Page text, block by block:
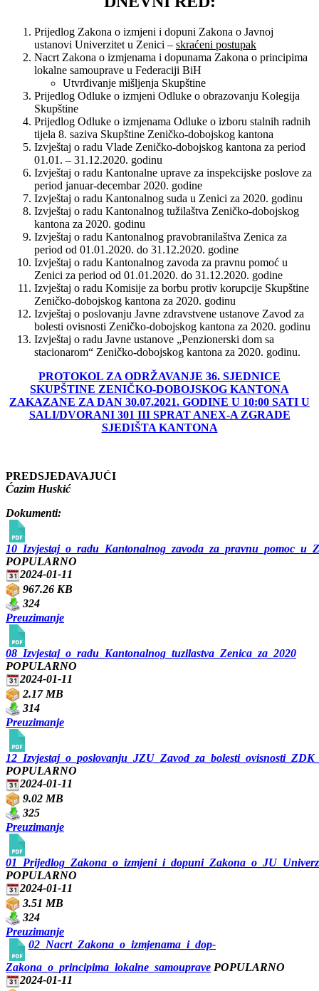
Prijedlog Zakona o izmjeni i dopuni Zakona o Javnoj
ustanovi Univerzitet u Zenici – skraćeni postupak
Nacrt Zakona o izmjenama i dopunama Zakona o principima
lokalne samouprave u Federaciji BiH
Utvrđivanje mišljenja Skupštine
Prijedlog Odluke o izmjeni Odluke o obrazovanju Kolegija
Skupštine
Prijedlog Odluke o izmjenama Odluke o izboru stalnih radnih
tijela 8. saziva Skupštine Zeničko-dobojskog kantona
Izvještaj o radu Vlade Zeničko-dobojskog kantona za period
01.01. – 31.12.2020. godinu
Izvještaj o radu Kantonalne uprave za inspekcijske poslove za
period januar-decembar 2020. godine
Izvještaj o radu Kantonalnog suda u Zenici za 2020. godinu
Izvještaj o radu Kantonalnog tužilaštva Zeničko-dobojskog
kantona za 2020. godinu
Izvještaj o radu Kantonalnog pravobranilaštva Zenica za
period od 01.01.2020. do 31.12.2020. godine
Izvještaj o radu Kantonalnog zavoda za pravnu pomoć u
Zenici za period od 01.01.2020. do 31.12.2020. godine
Izvještaj o radu Komisije za borbu protiv korupcije Skupštine
Zeničko-dobojskog kantona za 2020. godinu
Izvještaj o poslovanju Javne zdravstvene ustanove Zavod za
bolesti ovisnosti Zeničko-dobojskog kantona za 2020. godinu
Izvještaj o radu Javne ustanove „Penzionerski dom sa
stacionarom“ Zeničko-dobojskog kantona za 2020. godinu.
PROTOKOL ZA ODRŽAVANJE 36. SJEDNICE
SKUPŠTINE ZENIČKO-DOBOJSKOG KANTONA
ZAKAZANE ZA DAN 30.07.2021. GODINE U 10:00 SATI U
SALI/DVORANI 301 III SPRAT ANEX-A ZGRADE
SJEDIŠTA KANTONA
PREDSJEDAVAJUĆI
Ćazim Huskić
Dokumenti:
POPULARNO
2024-01-11
967.26 KB
324
Preuzimanje
08_Izvjestaj_o_radu_Kantonalnog_tuzilastva_Zenica_za_2020
POPULARNO
2024-01-11
2.17 MB
314
Preuzimanje
POPULARNO
2024-01-11
9.02 MB
325
Preuzimanje
POPULARNO
2024-01-11
3.51 MB
324
Preuzimanje
02_Nacrt_Zakona_o_izmjenama_i_dop-
Zakona_o_principima_lokalne_samouprave POPULARNO
2024-01-11